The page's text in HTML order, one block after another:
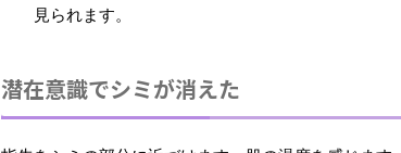
見られます。
潜在意識でシミが消えた